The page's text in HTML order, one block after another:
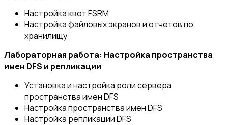
Настройка квот FSRM
Настройка файловых экранов и отчетов по
хранилищу
Лабораторная работа: Настройка пространства
имен DFS и репликации
Установка и настройка роли сервера
пространства имен DFS
Настройка пространства имен DFS
Настройка репликации DFS